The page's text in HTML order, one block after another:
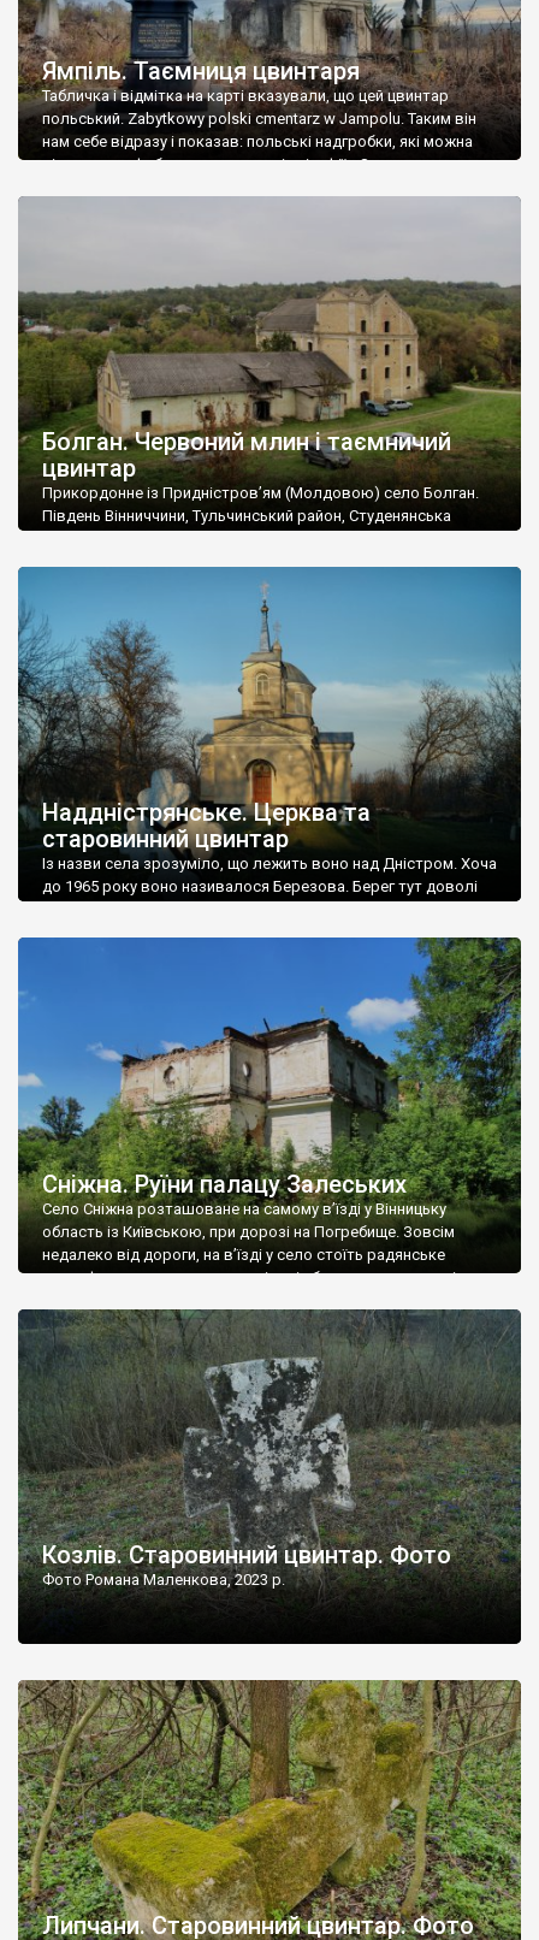
Ямпіль. Таємниця цвинтаря
Табличка і відмітка на карті вказували, що цей цвинтар
польський. Zabytkowy polski cmentarz w Jampolu. Таким він
нам себе відразу і показав: польські надгробки, які можна
віднести до фабричних, польські епітафії… Загалом цвинтар
Болган. Червоний млин і таємничий
цвинтар
Прикордонне із Придністров’ям (Молдовою) село Болган.
Південь Вінниччини, Тульчинський район, Студенянська
старовинний цвинтар із кам’яними хрестами. Всі епітафії, які
збереглися, написані кирилицею, церковнослов’янською
мовою. За всіма традиційними ознаками – цвинтар
український. Хрести датуються 19 століттям. У 1924-1940
роках Болган […]
Наддністрянське. Церква та
старовинний цвинтар
Із назви села зрозуміло, що лежить воно над Дністром. Хоча
до 1965 року воно називалося Березова. Берег тут доволі
Наддністрянське відрізняється від більшості навколишніх
сіл. У селі є мурована Михайлівська церква. Точної дати […]
Сніжна. Руїни палацу Залеських
Село Сніжна розташоване на самому в’їзді у Вінницьку
область із Київською, при дорозі на Погребище. Зовсім
недалеко від дороги, на в’їзді у село стоїть радянське
рельєфне пано, яке показує жінку і яблуню, а трохи далі, десь
не видно, але видно дві стареньких колії у траві – […]
Козлів. Старовинний цвинтар. Фото
Фото Романа Маленкова, 2023 р.
Липчани. Старовинний цвинтар. Фото